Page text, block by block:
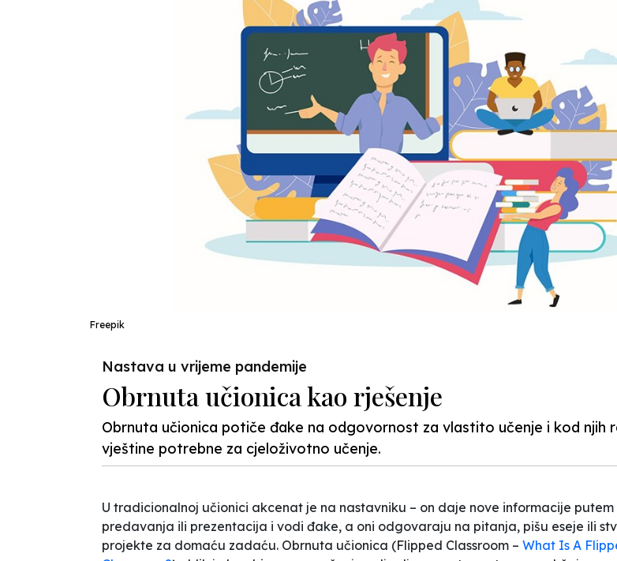
Freepik
Nastava u vrijeme pandemije
Obrnuta učionica kao rješenje
Obrnuta učionica potiče đake na odgovornost za vlastito učenje i kod njih
vještine potrebne za cjeloživotno učenje.
U tradicionalnoj učionici akcenat je na nastavniku – on daje nove informacije putem
predavanja ili prezentacija i vodi đake, a oni odgovaraju na pitanja, pišu eseje ili
projekte za domaću zadaću. Obrnuta učionica (Flipped Classroom – What Is A